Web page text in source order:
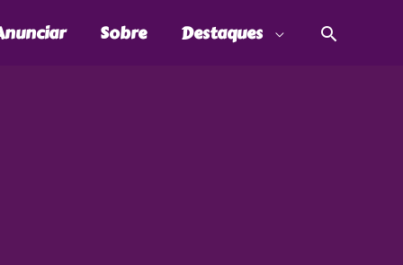
Sobre Destaques